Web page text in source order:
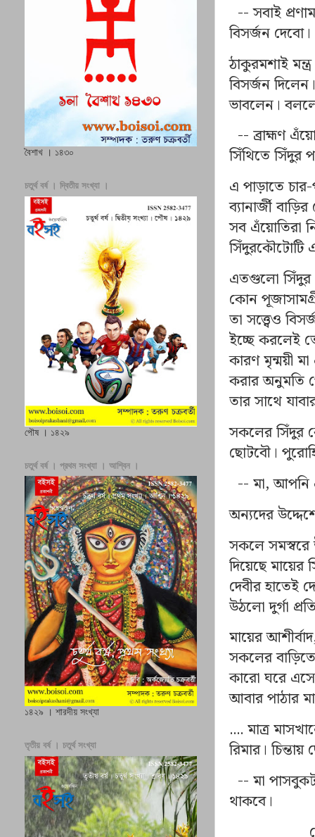
--সবাই
বিসর্জন দেবো।
ঠাকুরমশাই
বিসর্জন
ভাবলেন।
-- ব্রাহ্মণ
সিঁথিতে সিঁদুর
এ পাড়াতে
ব্যানার্জী
সব এঁয়োতিরা
সিঁদুরকৌটোটি
এতগুলো সিঁদুর
কোন
তা সত্ত্বেও
ইচ্ছে করলেই
কারণ মৃন্ময়ী
করার অনুমতি
তার সাথে
সকলের সিঁদুর
ছোটবৌ।
-- মা,আপনি
অন্যদের
সকলে সমস্বরে
দিয়েছে
দেবীর হাতেই
উঠলো দুর্গা
মায়ের আশীর্বাদ
সকলের
কারো ঘরে
আবার পাঠার
.... মাত্র
রিমার।
-- মা
থাকবে।
বৈশাখ । ১৪৩০
চতুর্থ বর্ষ । দ্বিতীয় সংখ্যা ।
পৌষ । ১৪২৯
চতুর্থ বর্ষ । প্রথম সংখ্যা । আশ্বিন ।
১৪২৯ । শারদীয় সংখ্যা
তৃতীয় বর্ষ । চতুর্থ সংখ্যা